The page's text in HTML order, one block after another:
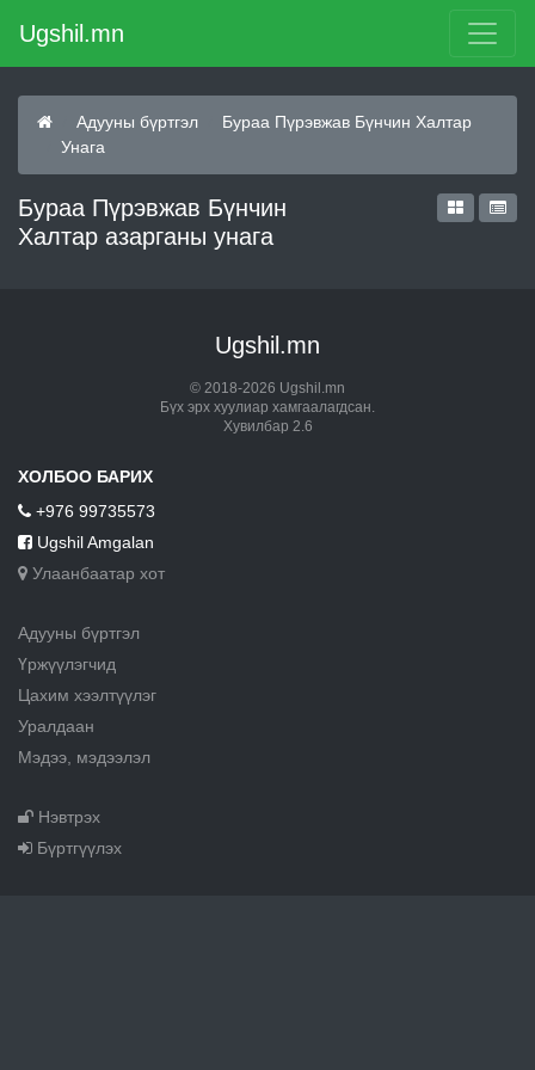
Ugshil.mn
Адууны бүртгэл
Бураа Пүрэвжав Бүнчин Халтар
Унага
Бураа Пүрэвжав Бүнчин
Халтар азарганы унага
Ugshil.mn
© 2018-2026 Ugshil.mn
Бүх эрх хуулиар хамгаалагдсан.
Хувилбар 2.6
ХОЛБОО БАРИХ
+976 99735573
Ugshil Amgalan
Улаанбаатар хот
Адууны бүртгэл
Үржүүлэгчид
Цахим хээлтүүлэг
Уралдаан
Мэдээ, мэдээлэл
Нэвтрэх
Бүртгүүлэх